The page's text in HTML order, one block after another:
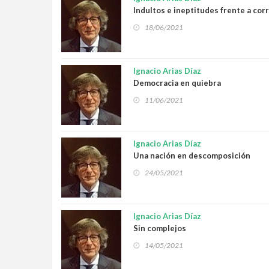
Indultos e ineptitudes frente a
18/06/2021
Ignacio Arias Díaz
Democracia en quiebra
11/06/2021
Ignacio Arias Díaz
Una nación en descomposición
24/05/2021
Ignacio Arias Díaz
Sin complejos
14/05/2021